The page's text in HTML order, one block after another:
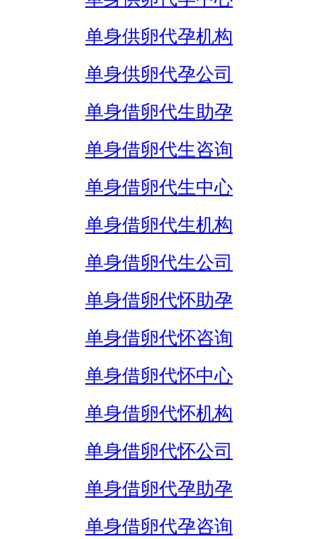
单身供卵代孕机构
单身供卵代孕公司
单身借卵代生助孕
单身借卵代生咨询
单身借卵代生中心
单身借卵代生机构
单身借卵代生公司
单身借卵代怀助孕
单身借卵代怀咨询
单身借卵代怀中心
单身借卵代怀机构
单身借卵代怀公司
单身借卵代孕助孕
单身借卵代孕咨询